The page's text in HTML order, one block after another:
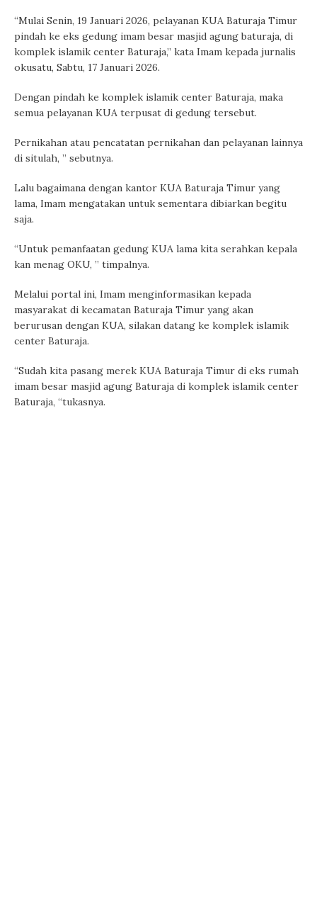
“Mulai Senin, 19 Januari 2026, pelayanan KUA Baturaja Timur
pindah ke eks gedung imam besar masjid agung baturaja, di
komplek islamik center Baturaja,” kata Imam kepada jurnalis
okusatu, Sabtu, 17 Januari 2026.
Dengan pindah ke komplek islamik center Baturaja, maka
semua pelayanan KUA terpusat di gedung tersebut.
Pernikahan atau pencatatan pernikahan dan pelayanan lainnya
di situlah, ” sebutnya.
Lalu bagaimana dengan kantor KUA Baturaja Timur yang
lama, Imam mengatakan untuk sementara dibiarkan begitu
saja.
“Untuk pemanfaatan gedung KUA lama kita serahkan kepala
kan menag OKU, ” timpalnya.
Melalui portal ini, Imam menginformasikan kepada
masyarakat di kecamatan Baturaja Timur yang akan
berurusan dengan KUA, silakan datang ke komplek islamik
center Baturaja.
“Sudah kita pasang merek KUA Baturaja Timur di eks rumah
imam besar masjid agung Baturaja di komplek islamik center
Baturaja, “tukasnya.